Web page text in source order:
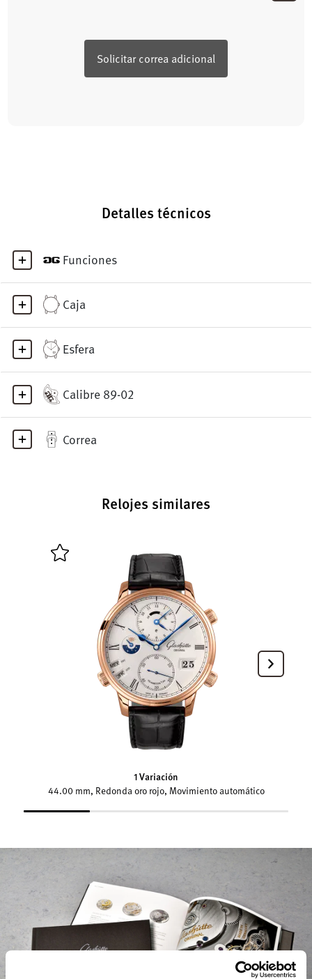
Solicitar correa adicional
Detalles técnicos
Funciones
Caja
Esfera
Calibre 89-02
Correa
Relojes similares
1 Variación
44.00 mm, Redonda oro rojo, Movimiento automático